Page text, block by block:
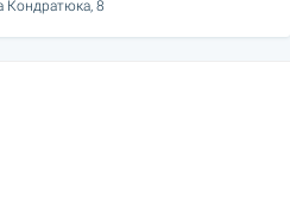
Кондратюка, 8